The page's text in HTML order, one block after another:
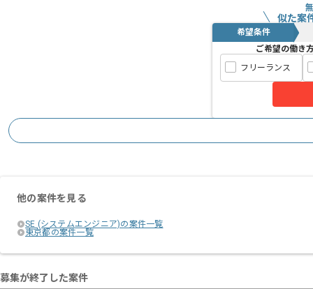
似た案
希望条件
ご希望の働き
フリーランス
他の案件を見る
SE (システムエンジニア)の案件一覧
東京都の案件一覧
募集が終了した案件